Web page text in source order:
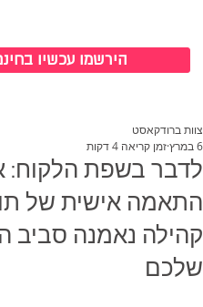
הירשמו עכשיו
לדבר בשפת הלקוח:
התאמה אישית של
קהילה נאמנה סביב
שלכם
צוות ברודקאסט
6 במרץ
זמן קריאה 4 דקות